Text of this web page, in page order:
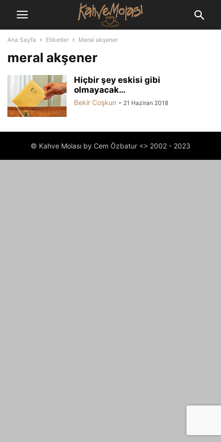
Ana Sayfa Etiketler Meral akşener
meral akşener
Hiçbir şey eskisi gibi
olmayacak…
Bekir Coşkun - 21 Haziran 2018
© Kahve Molası by Cem Özbatur <> 2002 - 2023